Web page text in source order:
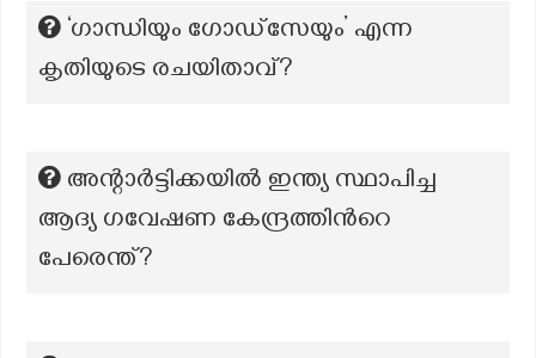
‘ഗാന്ധിയും ഗോഡ്സേയും’ എന്ന
കൃതിയുടെ രചയിതാവ്?
അന്റാർട്ടിക്കയിൽ ഇന്ത്യ സ്ഥാപിച്ച
ആദ്യ ഗവേഷണ കേന്ദ്രത്തിന്‍റെ
പേരെന്ത്?